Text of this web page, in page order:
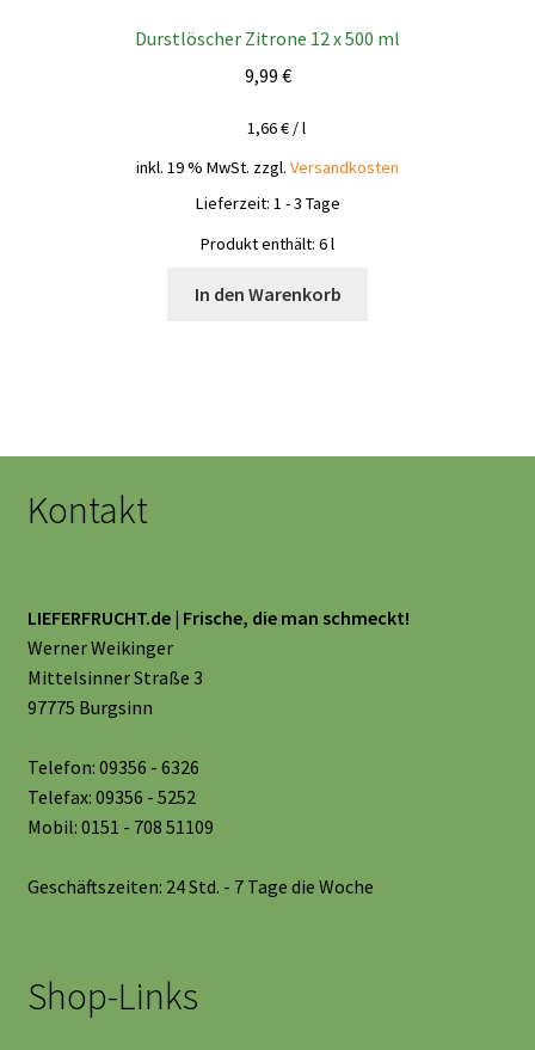
Durstlöscher Zitrone 12 x 500 ml
9,99 €
1,66€/l
inkl. 19 % MwSt. zzgl. Versandkosten
Lieferzeit: 1 - 3 Tage
Produkt enthält: 6l
In den Warenkorb
Kontakt
LIEFERFRUCHT.de | Frische, die man schmeckt!
Werner Weikinger
Mittelsinner Straße 3
97775 Burgsinn
Telefon: 09356 - 6326
Telefax: 09356 - 5252
Mobil: 0151 - 708 51109
Geschäftszeiten: 24 Std. - 7 Tage die Woche
Shop-Links